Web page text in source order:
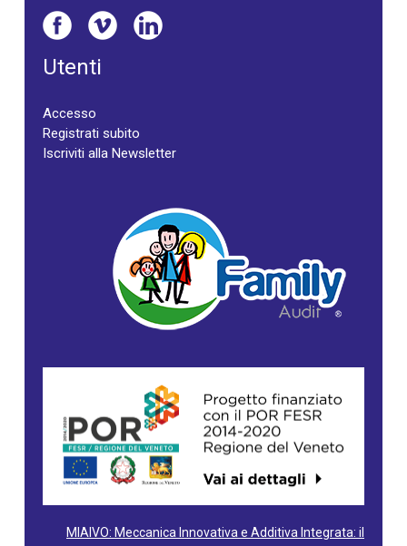
Utenti
Accesso
Registrati subito
Iscriviti alla Newsletter
MIAIVO: Meccanica Innovativa e Additiva Integrata: il